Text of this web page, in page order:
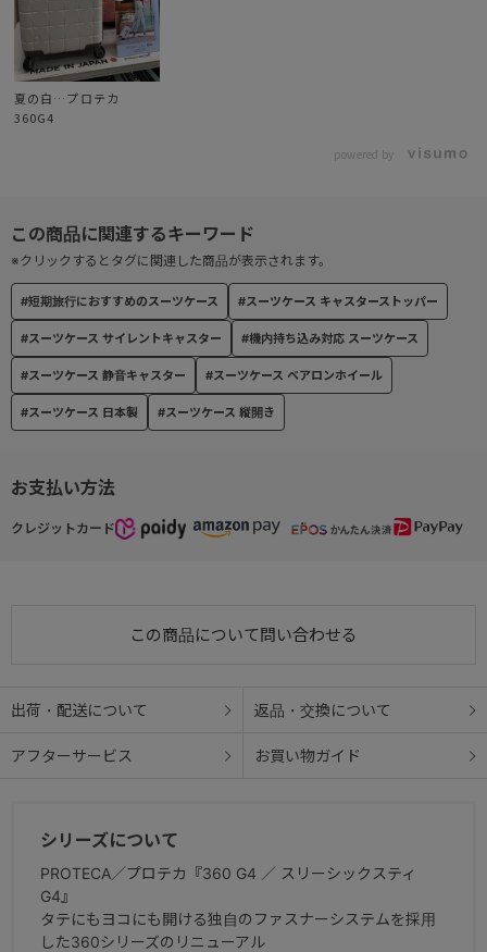
公的機関の検査に基づき、従来品に比べ約30％の体感音量軽減が証
明された、自社開発のキャスター。
● TSダイヤルファスナーロック
TSダイヤルファスナーロック(Travel SentryR認可ロック)搭載で、
お支払い方法
クレジットカード
この商品について問い合わせる
出荷・配送について 返品・交換について
アフターサービス お買い物ガイド
#短期旅行におすすめのスーツケース #スーツケース キャスターストッパー
#スーツケース サイレントキャスター #機内持ち込み対応 スーツケース
#スーツケース 静音キャスター #スーツケース ベアロンホイール
#スーツケース 日本製 #スーツケース 縦開き
※クリックするとタグに関連した商品が表示されます。
夏の白…プロテカ
360G4
powered by
シリーズについて
PROTECA／プロテカ『360 G4 ／ スリーシックスティ
G4』
タテにもヨコにも開ける独自のファスナーシステムを採用
した360シリーズのリニューアル